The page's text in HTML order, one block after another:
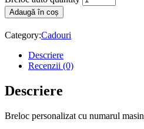
Adaugă în coș
Category:Cadouri
Descriere
Recenzii (0)
Descriere
Breloc personalizat cu numarul